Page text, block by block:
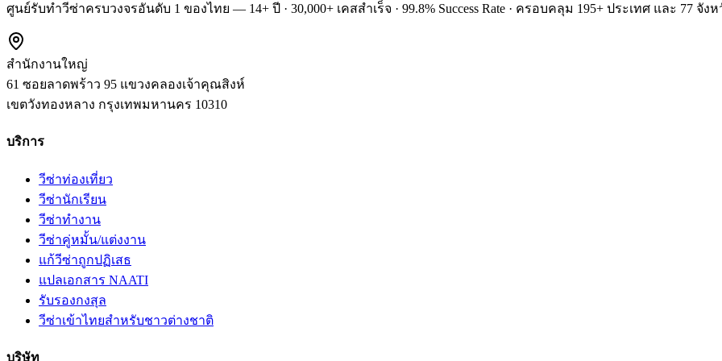
ศูนย์รับทำวีซ่าครบวงจรอันดับ 1 ของไทย — 14+ ปี · 30,000+ เคสสำเร็จ · 99.8% Success Rate · ครอบคลุม 195+ ประเทศ และ 77 จัง
สำนักงานใหญ่
61 ซอยลาดพร้าว 95 แขวงคลองเจ้าคุณสิงห์
เขตวังทองหลาง กรุงเทพมหานคร 10310
บริการ
วีซ่าท่องเที่ยว
วีซ่านักเรียน
วีซ่าทำงาน
วีซ่าคู่หมั้น/แต่งงาน
แก้วีซ่าถูกปฏิเสธ
แปลเอกสาร NAATI
รับรองกงสุล
วีซ่าเข้าไทยสำหรับชาวต่างชาติ
บริษัท